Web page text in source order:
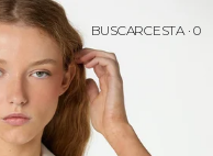
BUSCARCESTA · 0